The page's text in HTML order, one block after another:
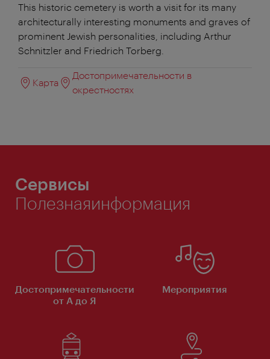
This historic cemetery is worth a visit for its many
architecturally interesting monuments and graves of
prominent Jewish personalities, including Arthur
Schnitzler and Friedrich Torberg.
Карта
Достопримечательности в
окрестностях
Сервисы
Полезнаяинформация
Достопримечательности
от А до Я
Мероприятия